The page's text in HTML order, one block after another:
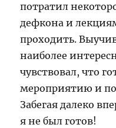
потратил
дефкона и
проходить.
наиболее
чувствовал, что
мероприятию и
Забегая далеко
я не был готов!